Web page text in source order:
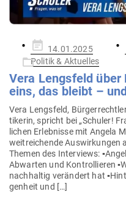
Gepostet
am
14.01.2025
Politik & Aktuelles
Vera Lengsfeld über
eins, das bleibt –
Vera Lengsfeld,
ti­kerin, spricht bei „Schuler!
lichen Erleb­nisse mit Angela
weit­rei­chende Aus­wir­kungen
Themen des Inter­views:
Abwarten und Kon­trol­lieren
nach­haltig ver­ändert hat
genheit und […]